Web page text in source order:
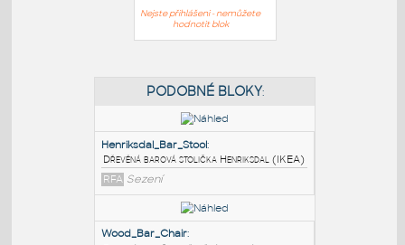
Nejste přihlášeni - nemůžete
hodnotit blok
PODOBNÉ BLOKY